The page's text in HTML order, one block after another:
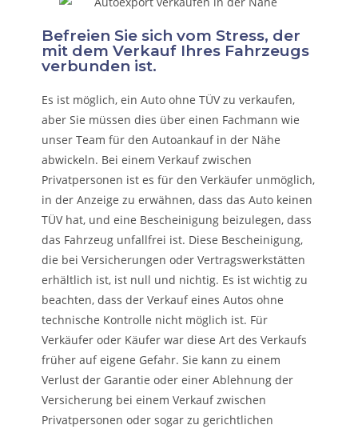
Befreien Sie sich vom Stress, der
mit dem Verkauf Ihres Fahrzeugs
verbunden ist.
Es ist möglich, ein Auto ohne TÜV zu verkaufen,
aber Sie müssen dies über einen Fachmann wie
unser Team für den Autoankauf in der Nähe
abwickeln. Bei einem Verkauf zwischen
Privatpersonen ist es für den Verkäufer unmöglich,
in der Anzeige zu erwähnen, dass das Auto keinen
TÜV hat, und eine Bescheinigung beizulegen, dass
das Fahrzeug unfallfrei ist. Diese Bescheinigung,
die bei Versicherungen oder Vertragswerkstätten
erhältlich ist, ist null und nichtig. Es ist wichtig zu
beachten, dass der Verkauf eines Autos ohne
technische Kontrolle nicht möglich ist. Für
Verkäufer oder Käufer war diese Art des Verkaufs
früher auf eigene Gefahr. Sie kann zu einem
Verlust der Garantie oder einer Ablehnung der
Versicherung bei einem Verkauf zwischen
Privatpersonen oder sogar zu gerichtlichen